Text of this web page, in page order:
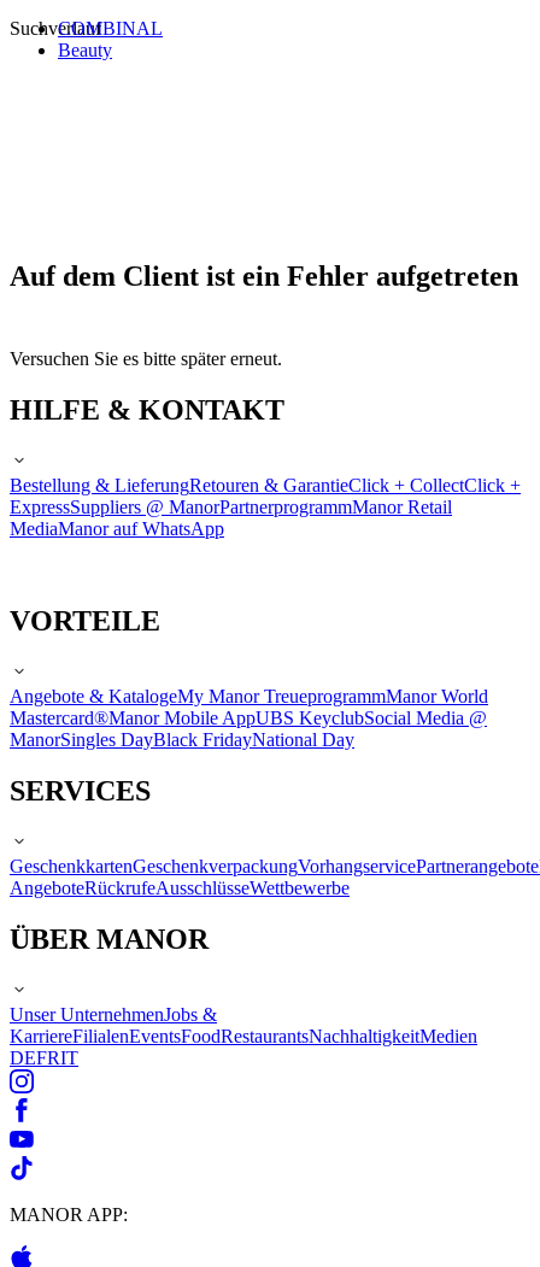
SuchverlaufCOMBINAL
Beauty
Auf dem Client ist ein Fehler aufgetreten
Versuchen Sie es bitte später erneut.
HILFE & KONTAKT
Bestellung & LieferungRetouren & GarantieClick + CollectClick +
ExpressSuppliers @ ManorPartnerprogrammManor Retail
MediaManor auf WhatsApp
VORTEILE
Angebote & KatalogeMy Manor TreueprogrammManor World
Mastercard®Manor Mobile AppUBS KeyclubSocial Media @
ManorSingles DayBlack FridayNational Day
SERVICES
GeschenkkartenGeschenkverpackungVorhangservicePartnerangebote
AngeboteRückrufeAusschlüsseWettbewerbe
ÜBER MANOR
Unser UnternehmenJobs &
KarriereFilialenEventsFoodRestaurantsNachhaltigkeitMedien
DEFRIT
MANOR APP: